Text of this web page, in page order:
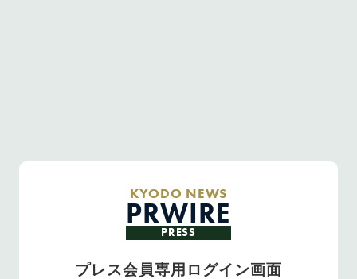
KYODO NEWS
PRWIRE
PRESS
プレス会員専用ログイン画面